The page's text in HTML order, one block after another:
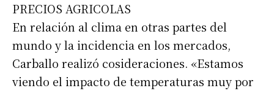
PRECIOS AGRICOLAS
En relación al clima en otras partes del
mundo y la incidencia en los mercados,
Carballo realizó cosideraciones. «Estamos
viendo el impacto de temperaturas muy por